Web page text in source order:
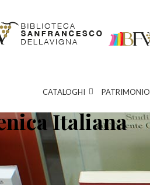
CATALOGHI PATRIMONIO
Italiana